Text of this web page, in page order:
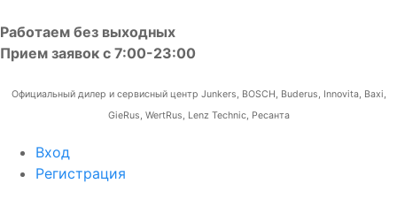
Работаем без выходных
Прием заявок с 7:00-23:00
Официальный дилер и сервисный центр Junkers, BOSCH, Buderus, Innovita, Baxi,
GieRus, WertRus, Lenz Technic, Ресанта
Вход
Регистрация